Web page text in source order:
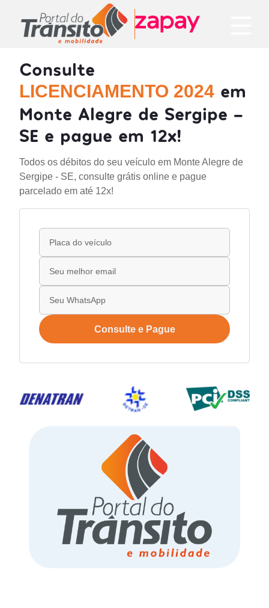
Consulte
LICENCIAMENTO 2024 em
Monte Alegre de Sergipe -
SE e pague em 12x!
Todos os débitos do seu veículo em Monte Alegre de
Sergipe - SE, consulte grátis online e pague
parcelado em até 12x!
Consulte e Pague